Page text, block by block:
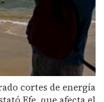
cortes de energía